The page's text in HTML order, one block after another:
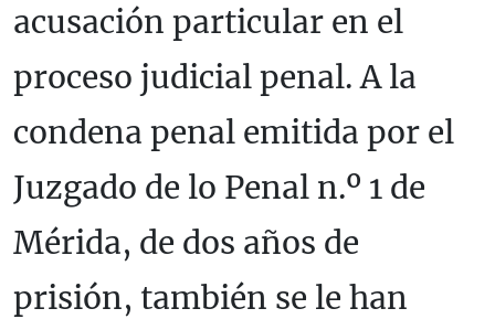
acusación particular en el
proceso judicial penal. A la
condena penal emitida por el
Juzgado de lo Penal n.º 1 de
Mérida, de dos años de
prisión, también se le han